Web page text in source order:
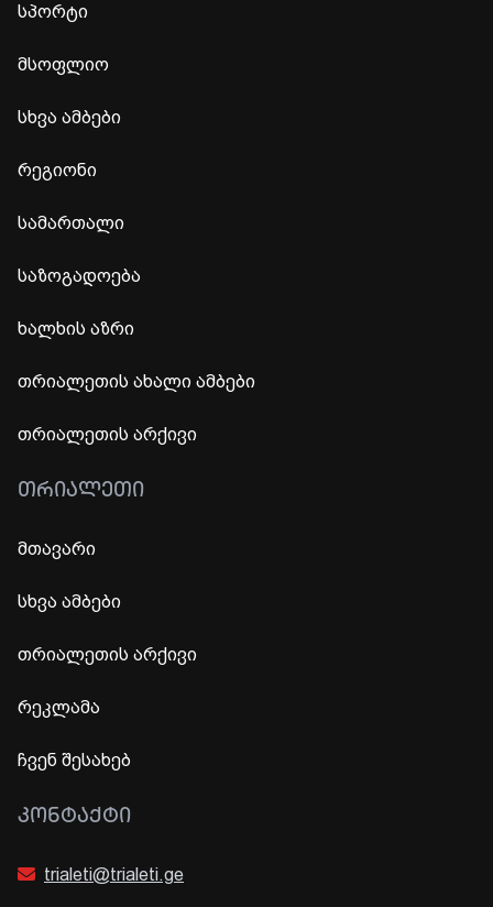
სპორტი
მსოფლიო
სხვა ამბები
რეგიონი
სამართალი
საზოგადოება
ხალხის აზრი
თრიალეთის ახალი ამბები
თრიალეთის არქივი
ᲗᲠᲘᲐᲚᲔᲗᲘ
მთავარი
სხვა ამბები
თრიალეთის არქივი
რეკლამა
ჩვენ შესახებ
ᲙᲝᲜᲢᲐᲥᲢᲘ
trialeti@trialeti.ge